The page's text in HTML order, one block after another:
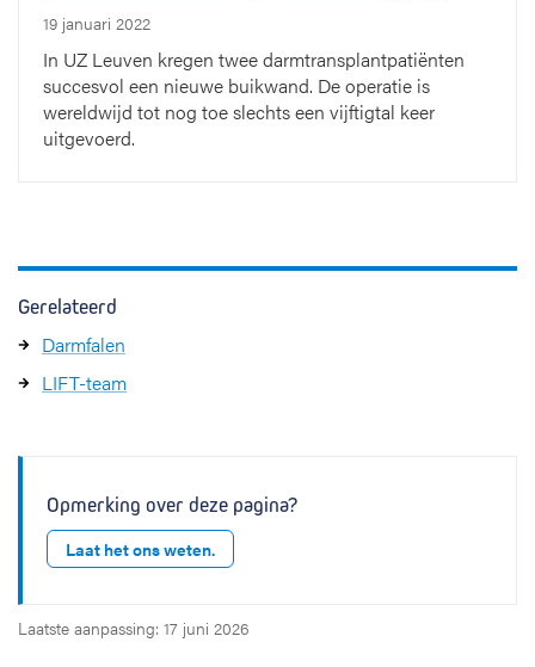
19 januari 2022
In UZ Leuven kregen twee darmtransplantpatiënten
succesvol een nieuwe buikwand. De operatie is
wereldwijd tot nog toe slechts een vijftigtal keer
uitgevoerd.
Gerelateerd
Darmfalen
LIFT-team
Opmerking over deze pagina?
Laat het ons weten.
Laatste aanpassing: 17 juni 2026